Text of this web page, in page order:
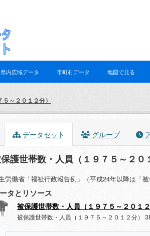
県内広域データ 市町村データ 地図で見る
～２０１２分）
データセット グループ
護世帯数・人員（１９７５～２０
労働省「福祉行政報告例」（平成24年以降は「被
タとリソース
被保護世帯数・人員（１９７５～２０１２
被保護世帯数・人員（１９７５～２０１２分）